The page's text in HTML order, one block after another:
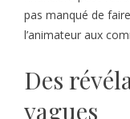
pas manqué de
l’animateur aux
Des
vagues